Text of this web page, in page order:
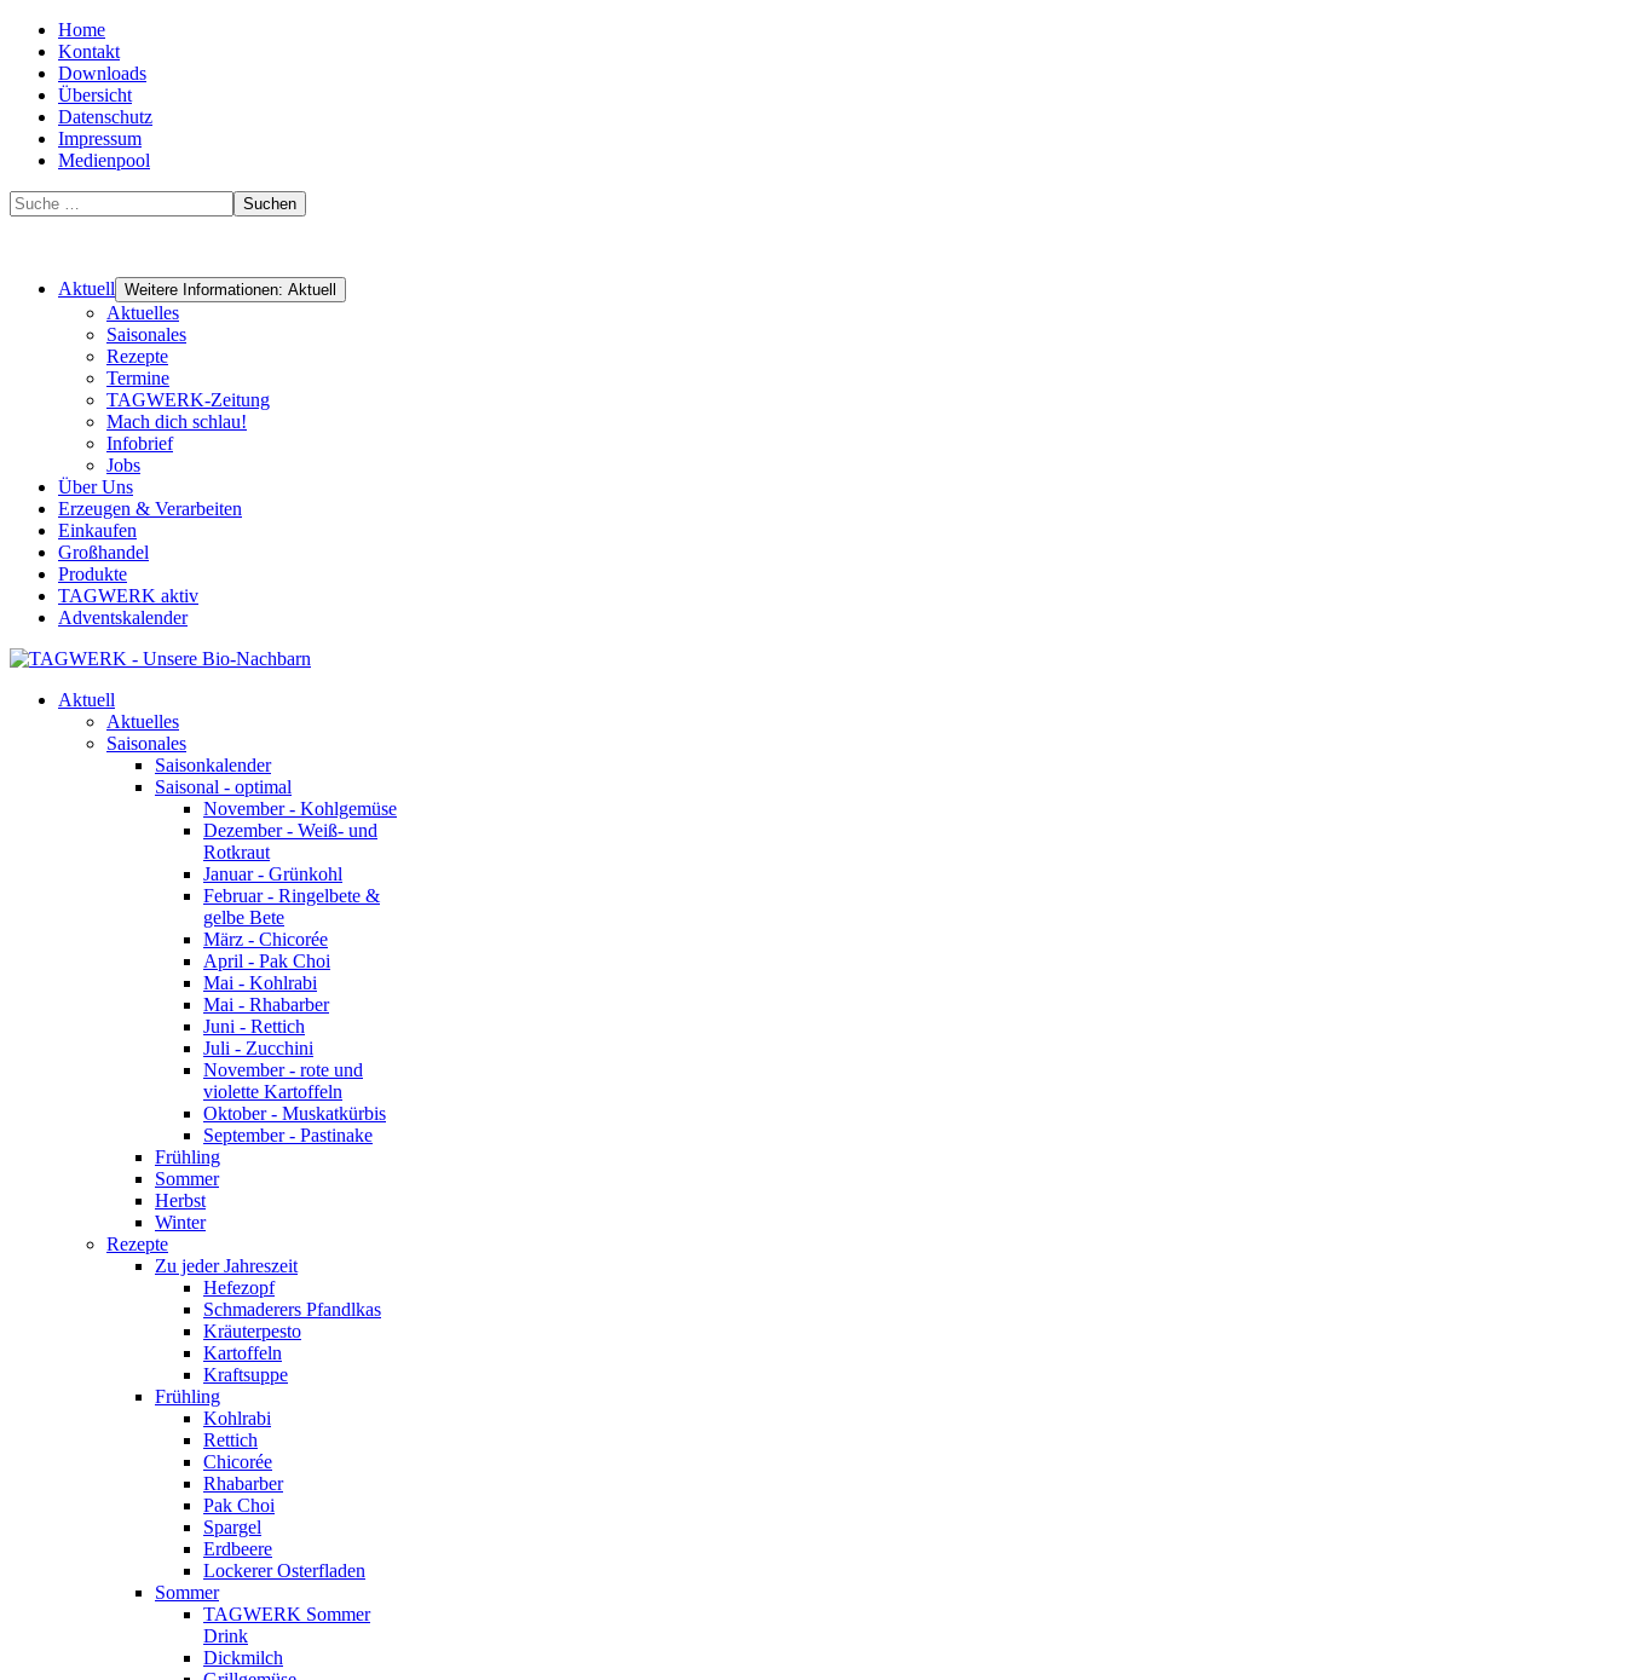
Home
Kontakt
Downloads
Übersicht
Datenschutz
Impressum
Medienpool
Suchen
Aktuell Weitere Informationen: Aktuell
Aktuelles
Saisonales
Rezepte
Termine
TAGWERK-Zeitung
Mach dich schlau!
Infobrief
Jobs
Über Uns
Erzeugen & Verarbeiten
Einkaufen
Großhandel
Produkte
TAGWERK aktiv
Adventskalender
Aktuell
Aktuelles
Saisonales
Saisonkalender
Saisonal - optimal
November - Kohlgemüse
Dezember - Weiß- und
Rotkraut
Januar - Grünkohl
Februar - Ringelbete &
gelbe Bete
März - Chicorée
April - Pak Choi
Mai - Kohlrabi
Mai - Rhabarber
Juni - Rettich
Juli - Zucchini
November - rote und
violette Kartoffeln
Oktober - Muskatkürbis
September - Pastinake
Frühling
Sommer
Herbst
Winter
Rezepte
Zu jeder Jahreszeit
Hefezopf
Schmaderers Pfandlkas
Kräuterpesto
Kartoffeln
Kraftsuppe
Frühling
Kohlrabi
Rettich
Chicorée
Rhabarber
Pak Choi
Spargel
Erdbeere
Lockerer Osterfladen
Sommer
TAGWERK Sommer
Drink
Dickmilch